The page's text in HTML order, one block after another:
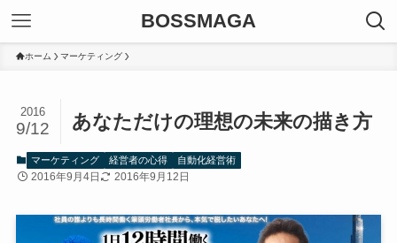
BOSSMAGA
ホーム マーケティング
あなただけの理想の未来の描き方
2016
9/12
マーケティング 経営者の心得 自動化経営術
2016年9月4日 2016年9月12日